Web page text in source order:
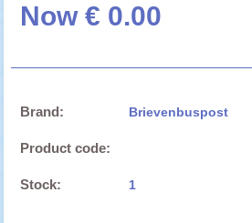
Now € 0.00
Brand: Brievenbuspost
Product code:
Stock: 1